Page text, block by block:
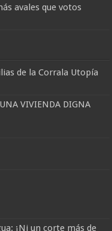
avales que votos
de la Corrala Utopía
VIVIENDA DIGNA
¡Ni un corte más de